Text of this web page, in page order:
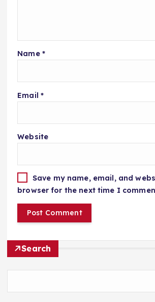
Name *
Email *
Website
Save my name, email, and
browser for the next time I
Search